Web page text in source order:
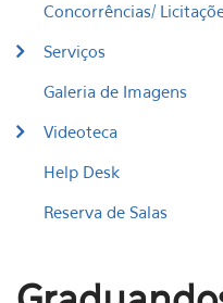
Concorrências/
Serviços
Galeria de Imagens
Videoteca
Help Desk
Reserva de Salas